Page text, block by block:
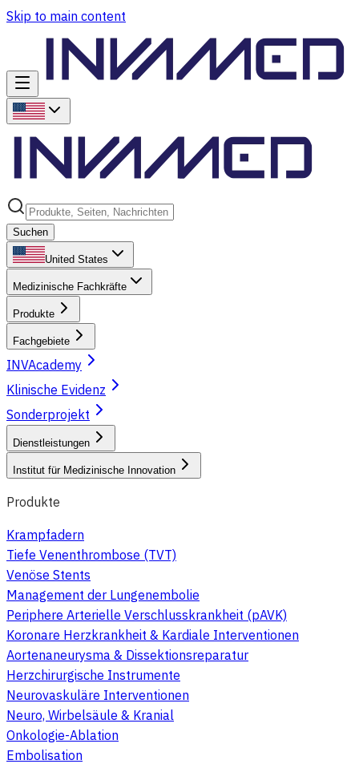
Skip to main content
Suchen
United States
Medizinische Fachkräfte
Produkte
Fachgebiete
INVAcademy
Klinische Evidenz
Sonderprojekt
Dienstleistungen
Institut für Medizinische Innovation
Produkte
Krampfadern
Tiefe Venenthrombose (TVT)
Venöse Stents
Management der Lungenembolie
Periphere Arterielle Verschlusskrankheit (pAVK)
Koronare Herzkrankheit & Kardiale Interventionen
Aortenaneurysma & Dissektionsreparatur
Herzchirurgische Instrumente
Neurovaskuläre Interventionen
Neuro, Wirbelsäule & Kranial
Onkologie-Ablation
Embolisation